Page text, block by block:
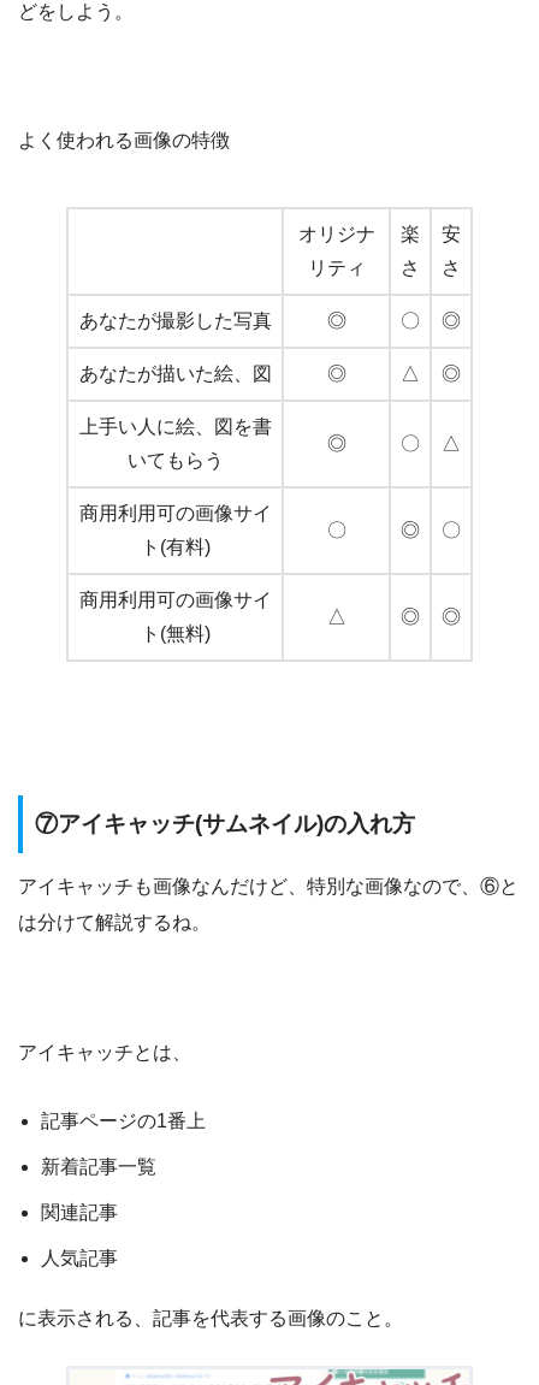
どをしよう。
よく使われる画像の特徴
オリジナ
リティ
楽
さ
安
さ
あなたが撮影した写真 ◎ 〇 ◎
あなたが描いた絵、図 ◎ △ ◎
上手い人に絵、図を書
いてもらう
◎ 〇 △
商用利用可の画像サイ
ト(有料)
〇 ◎ 〇
商用利用可の画像サイ
ト(無料)
△ ◎ ◎
⑦アイキャッチ(サムネイル)の入れ方
アイキャッチも画像なんだけど、特別な画像なので、⑥と
は分けて解説するね。
アイキャッチとは、
記事ページの1番上
新着記事一覧
関連記事
人気記事
に表示される、記事を代表する画像のこと。